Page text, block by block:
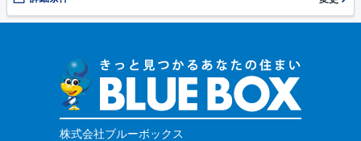
株式会社ブルーボックス